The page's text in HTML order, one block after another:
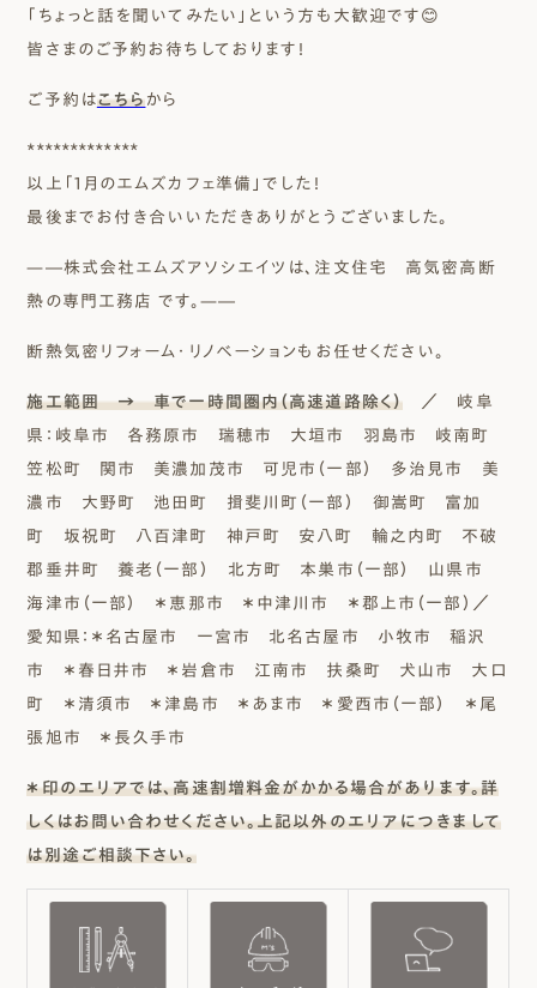
「ちょっと話を聞いてみたい」という方も大歓迎です😊
皆さまのご予約お待ちしております！
ご予約はこちらから
*************
以上「1月のエムズカフェ準備」でした！
最後までお付き合いいただきありがとうございました。
—―株式会社エムズアソシエイツは、注文住宅 高気密高断
熱の専門工務店 です。—―
断熱気密リフォーム・リノベーションもお任せください。
施工範囲 → 車で一時間圏内（高速道路除く） ／ 岐阜
県：岐阜市 各務原市 瑞穂市 大垣市 羽島市 岐南町
笠松町 関市 美濃加茂市 可児市（一部） 多治見市 美
濃市 大野町 池田町 揖斐川町（一部） 御嵩町 富加
町 坂祝町 八百津町 神戸町 安八町 輪之内町 不破
郡垂井町 養老（一部） 北方町 本巣市（一部） 山県市
海津市（一部） ＊恵那市 ＊中津川市 ＊郡上市（一部）／
愛知県：＊名古屋市 一宮市 北名古屋市 小牧市 稲沢
市 ＊春日井市 ＊岩倉市 江南市 扶桑町 犬山市 大口
町 ＊清須市 ＊津島市 ＊あま市 ＊愛西市（一部） ＊尾
張旭市 ＊長久手市
＊印のエリアでは、高速割増料金がかかる場合があります。詳
しくはお問い合わせください。上記以外のエリアにつきまして
は別途ご相談下さい。